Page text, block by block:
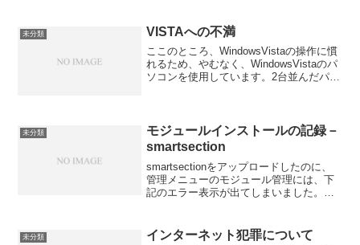
未分類 VISTAへの不満
ここのところ、WindowsVistaの操作に慣
れるため、やむなく、WindowsVistaのパ
ソコンを使用しています。2台並んだパソ
未分類
モジュールインストールの記録－
smartsection
smartsectionをアップロードしたのに、
管理メニューのモジュール管理には、下
記のエラー表示が出てしまいました。
未分類 インターネット犯罪について